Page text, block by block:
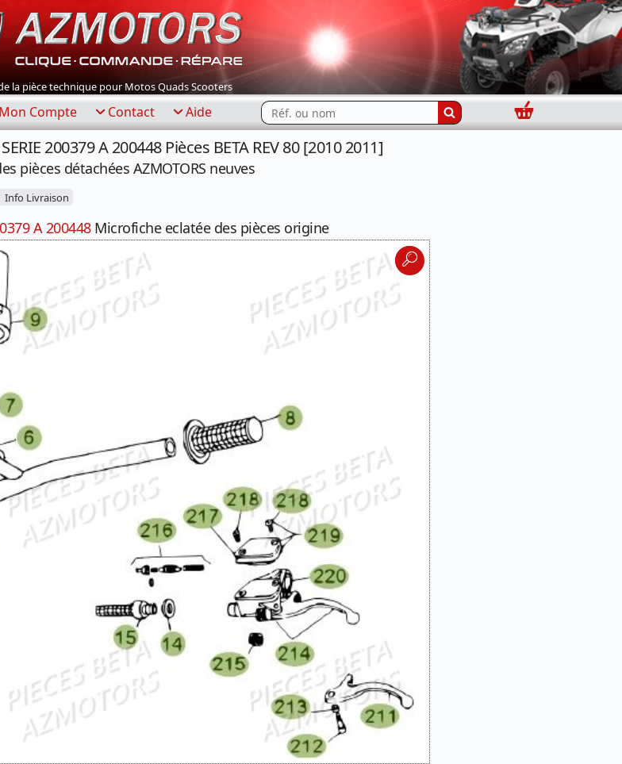
la pièce technique pour Motos Quads Scooters
Mon Compte Contact Aide Rechercher...
Panier
200379 A 200448 Pièces BETA REV 80 [2010 2011]
pièces détachées AZMOTORS neuves
Info Livraison
A 200448Microfiche eclatée des pièces origine